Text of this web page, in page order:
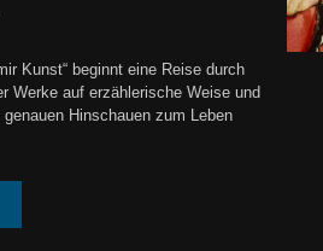
Kunst“ beginnt eine Reise durch
Werke auf erzählerische Weise und
Hinschauen zum Leben